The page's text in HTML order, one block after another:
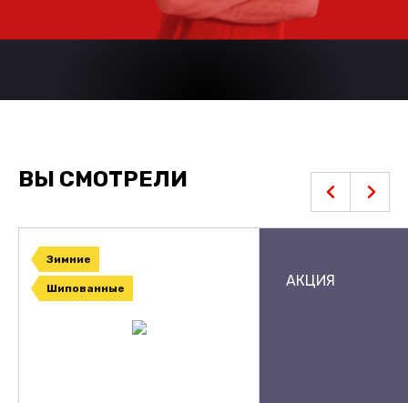
ВЫ СМОТРЕЛИ
Зимние
Шипованные АКЦИЯ